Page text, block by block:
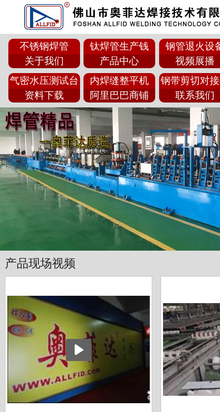
不锈钢焊管
关于我们
钛焊管生产钱
产品中心
钢管退火设
视频展播
气密水压测试台
资料下载
内焊缝整平机
阿里巴巴商铺
钢带剪切对
联系我们
产品现场视频